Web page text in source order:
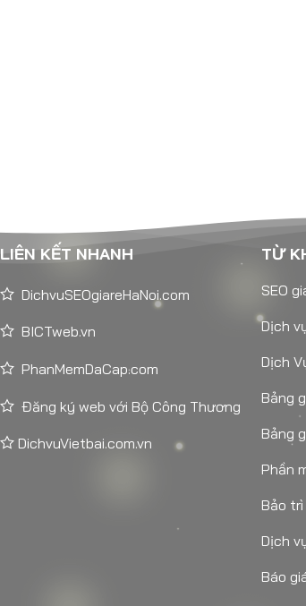
LIÊN KẾT NHANH
DichvuSEOgiareHaNoi.com
BICTweb.vn
PhanMemDaCap.com
Đăng ký web với Bộ Công Thương
DichvuVietbai.com.vn
TỪ
SEO
Dịch
Dịch
Bảng
Bảng
Phần
Bảo
Dịch
Báo